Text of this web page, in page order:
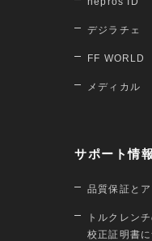
デジラチェ
FF WORLD
メディカル
サポート情報
品質保証と
トルクレン
校正証明書